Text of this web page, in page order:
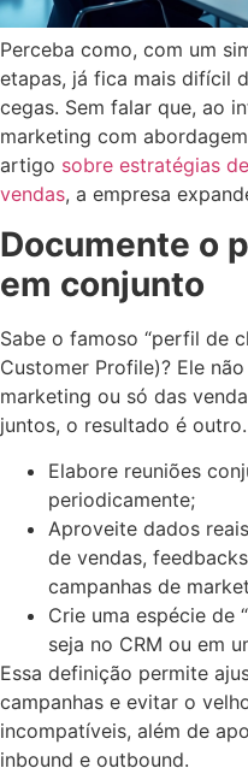
Perceba como, com um
etapas, já fica mais difícil
cegas. Sem falar que, ao
marketing com
artigo sobre estratégias
vendas, a empresa
Documente o
em conjunto
Sabe o famoso “perfil de
Customer Profile)? Ele
marketing ou só das
juntos, o resultado é outro.
Elabore reuniões
periodicamente;
Aproveite dados
de vendas,
campanhas de
Crie uma espécie de
seja no CRM ou em
Essa definição permite
campanhas e evitar o
incompatíveis, além de
inbound e outbound.